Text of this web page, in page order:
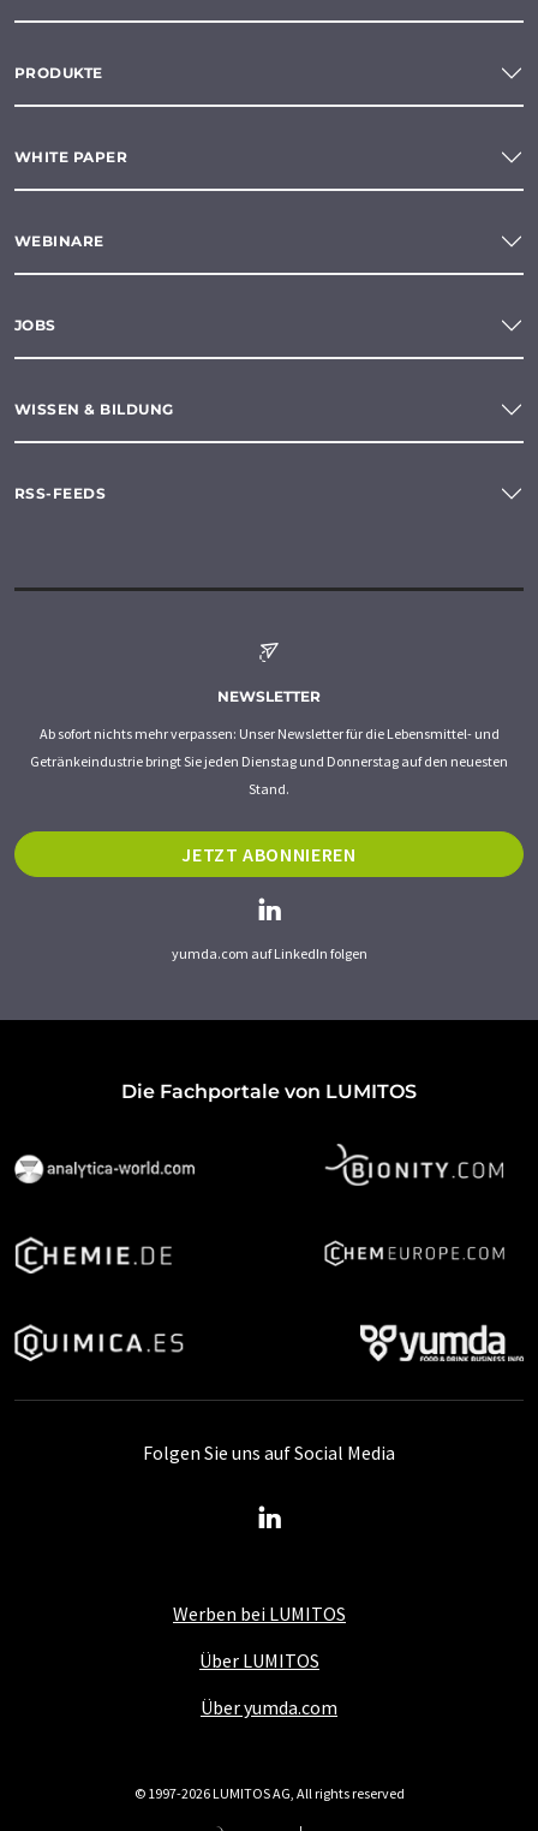
PRODUKTE
WHITE PAPER
WEBINARE
JOBS
WISSEN & BILDUNG
RSS-FEEDS
NEWSLETTER
Ab sofort nichts mehr verpassen: Unser Newsletter für die Lebensmittel- und
Getränkeindustrie bringt Sie jeden Dienstag und Donnerstag auf den neuesten
Stand.
JETZT ABONNIEREN
yumda.com auf LinkedIn folgen
Die Fachportale von LUMITOS
Werben bei LUMITOS
Über LUMITOS
Über yumda.com
Folgen Sie uns auf Social Media
© 1997-2026 LUMITOS AG, All rights reserved